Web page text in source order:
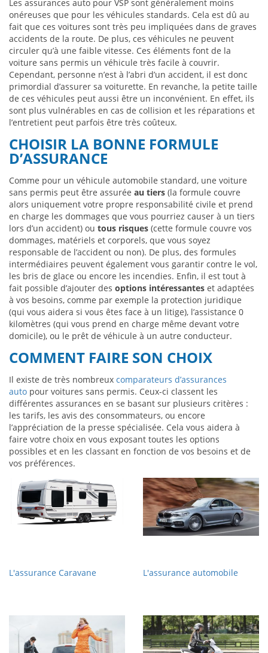
Les assurances auto pour VSP sont généralement moins
onéreuses que pour les véhicules standards. Cela est dû au
fait que ces voitures sont très peu impliquées dans de graves
accidents de la route. De plus, ces véhicules ne peuvent
circuler qu’à une faible vitesse. Ces éléments font de la
voiture sans permis un véhicule très facile à couvrir.
Cependant, personne n’est à l’abri d’un accident, il est donc
primordial d’assurer sa voiturette. En revanche, la petite taille
de ces véhicules peut aussi être un inconvénient. En effet, ils
sont plus vulnérables en cas de collision et les réparations et
l’entretient peut parfois être très coûteux.
CHOISIR LA BONNE FORMULE
D’ASSURANCE
Comme pour un véhicule automobile standard, une voiture
sans permis peut être assurée au tiers (la formule couvre
alors uniquement votre propre responsabilité civile et prend
en charge les dommages que vous pourriez causer à un tiers
lors d’un accident) ou tous risques (cette formule couvre vos
dommages, matériels et corporels, que vous soyez
responsable de l’accident ou non). De plus, des formules
intermédiaires peuvent également vous garantir contre le vol,
les bris de glace ou encore les incendies. Enfin, il est tout à
fait possible d’ajouter des options intéressantes et adaptées
à vos besoins, comme par exemple la protection juridique
(qui vous aidera si vous êtes face à un litige), l’assistance 0
kilomètres (qui vous prend en charge même devant votre
domicile), ou le prêt de véhicule à un autre conducteur.
COMMENT FAIRE SON CHOIX
Il existe de très nombreux comparateurs d’assurances
auto pour voitures sans permis. Ceux-ci classent les
différentes assurances en se basant sur plusieurs critères :
les tarifs, les avis des consommateurs, ou encore
l’appréciation de la presse spécialisée. Cela vous aidera à
faire votre choix en vous exposant toutes les options
possibles et en les classant en fonction de vos besoins et de
vos préférences.
L'assurance Caravane L'assurance automobile